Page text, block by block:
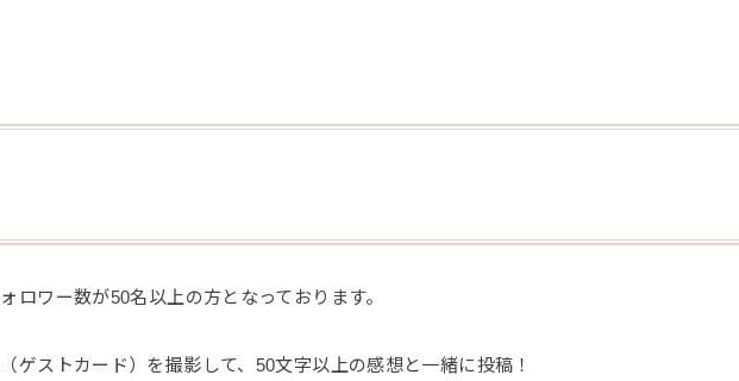
ロワー数が50名以上の方となっております。
ゲストカード）を撮影して、50文字以上の感想と一緒に投稿！